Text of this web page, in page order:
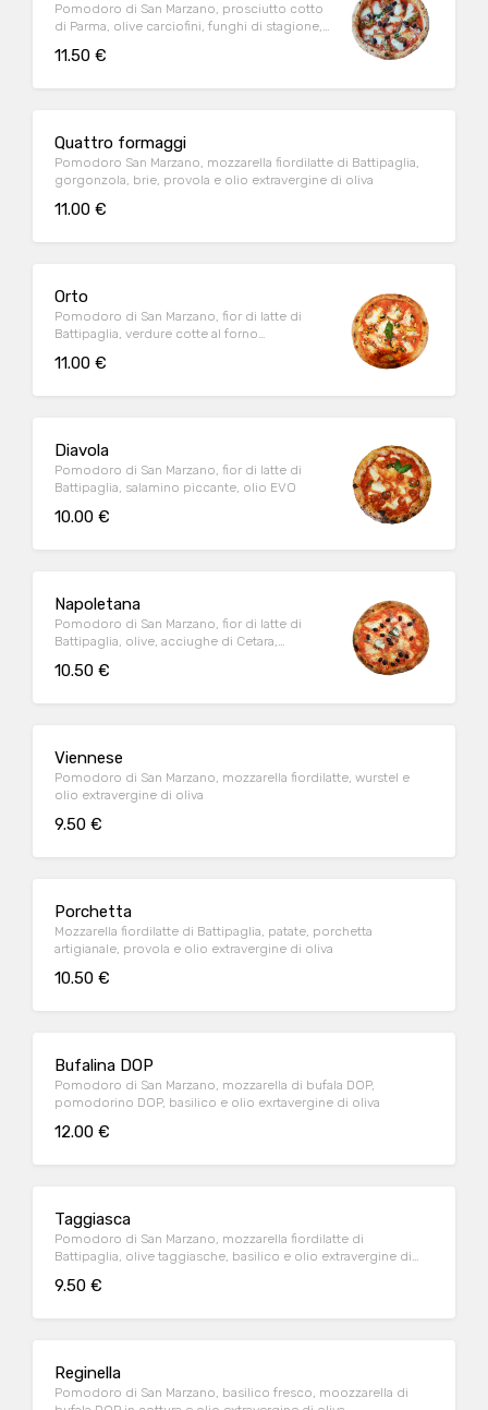
Pomodoro di San Marzano, prosciutto cotto
di Parma, olive carciofini, funghi di stagione,
11.50 €
Quattro formaggi
Pomodoro San Marzano, mozzarella fiordilatte di Battipaglia,
gorgonzola, brie, provola e olio extravergine di oliva
11.00 €
Orto
Pomodoro di San Marzano, fior di latte di
Battipaglia, verdure cotte al forno
11.00 €
Diavola
Pomodoro di San Marzano, fior di latte di
Battipaglia, salamino piccante, olio EVO
10.00 €
Napoletana
Pomodoro di San Marzano, fior di latte di
Battipaglia, olive, acciughe di Cetara,
10.50 €
Viennese
Pomodoro di San Marzano, mozzarella fiordilatte, wurstel e
olio extravergine di oliva
9.50 €
Porchetta
Mozzarella fiordilatte di Battipaglia, patate, porchetta
artigianale, provola e olio extravergine di oliva
10.50 €
Bufalina DOP
Pomodoro di San Marzano, mozzarella di bufala DOP,
pomodorino DOP, basilico e olio exrtavergine di oliva
12.00 €
Taggiasca
Pomodoro di San Marzano, mozzarella fiordilatte di
Battipaglia, olive taggiasche, basilico e olio extravergine di
9.50 €
Reginella
Pomodoro di San Marzano, basilico fresco, moozzarella di